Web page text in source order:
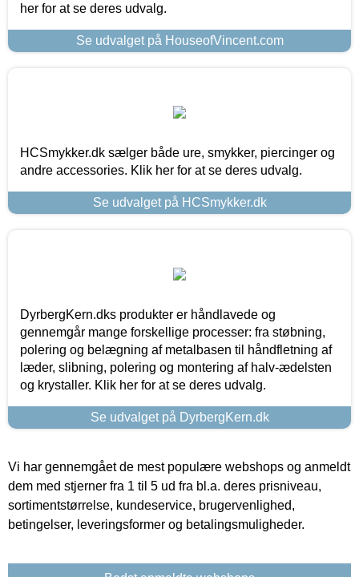
her for at se deres udvalg.
Se udvalget på HouseofVincent.com
HCSmykker.dk sælger både ure, smykker, piercinger og
andre accessories. Klik her for at se deres udvalg.
Se udvalget på HCSmykker.dk
DyrbergKern.dks produkter er håndlavede og
gennemgår mange forskellige processer: fra støbning,
polering og belægning af metalbasen til håndfletning af
læder, slibning, polering og montering af halv-ædelsten
og krystaller. Klik her for at se deres udvalg.
Se udvalget på DyrbergKern.dk
Vi har gennemgået de mest populære webshops og anmeldt
dem med stjerner fra 1 til 5 ud fra bl.a. deres prisniveau,
sortimentstørrelse, kundeservice, brugervenlighed,
betingelser, leveringsformer og betalingsmuligheder.